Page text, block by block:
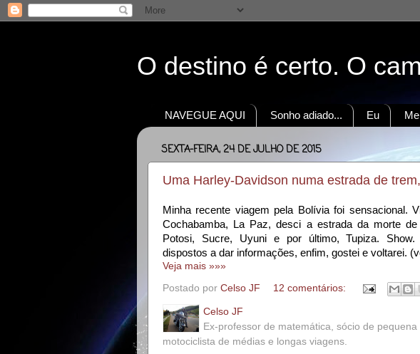
O destino é certo. O
NAVEGUE AQUI Sonho adiado... Eu
SEXTA-FEIRA, 24 DE JULHO DE 2015
Uma Harley-Davidson numa estrada de
Minha recente viagem pela Bolívia foi sensacional.
Cochabamba, La Paz, desci a estrada da morte
Potosi, Sucre, Uyuni e por último, Tupiza.
dispostos a dar informações, enfim, gostei e voltarei.
Veja mais »»»
Postado por Celso JF 12 comentários:
Celso JF
Ex-professor de matemática, sócio de
motociclista de médias e longas viagens.